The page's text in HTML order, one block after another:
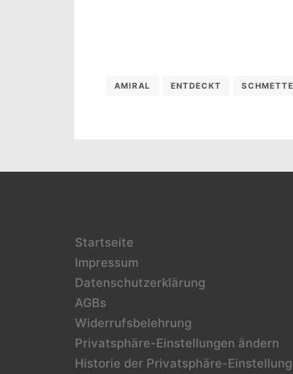
AMIRAL ENTDECKT
Startseite
Impressum
Datenschutzerklärung
AGBs
Widerrufsbelehrung
Privatsphäre-Einstellungen ändern
Historie der Privatsphäre-